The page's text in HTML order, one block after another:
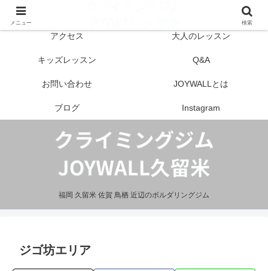
福岡 久留米 佐賀 鳥栖 近辺のボルダリングジム
アクセス 大人のレッスン
キッズレッスン Q&A
お問い合わせ JOYWALLとは
ブログ Instagram
ジゴ坊エリア
メニュー 検索